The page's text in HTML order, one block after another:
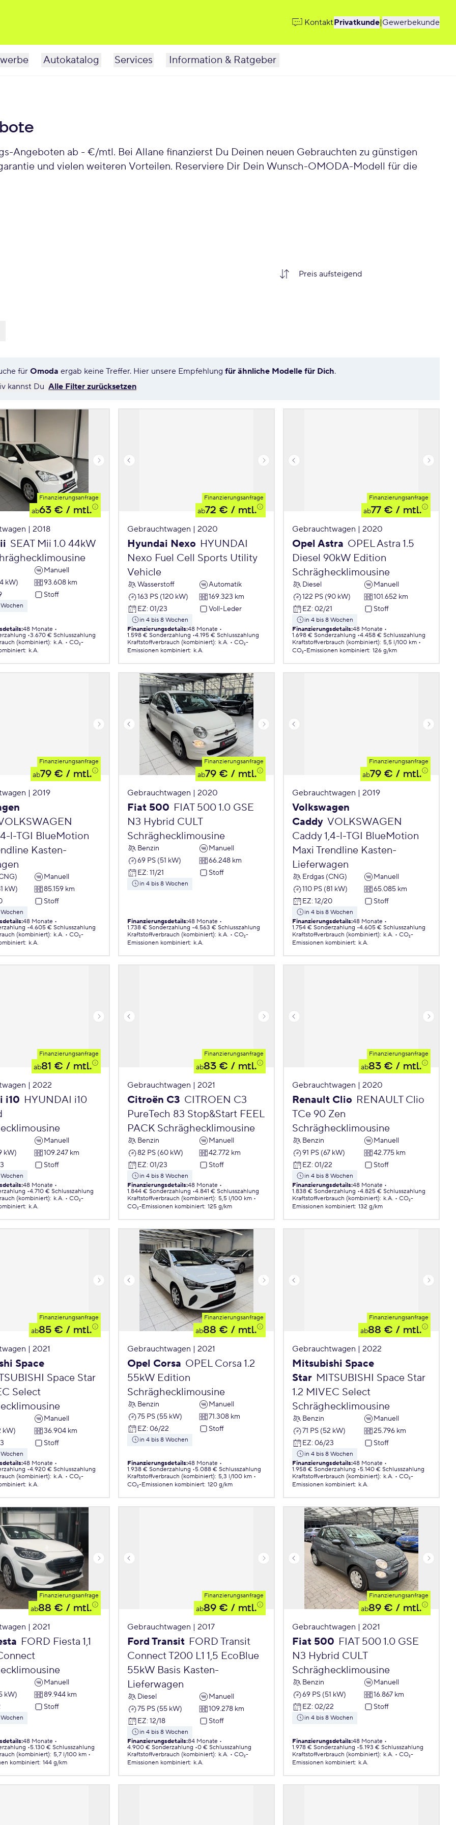
KontaktPrivatkunde|Gewerbekunde
Autokatalog Services Information & Ratgeber
Angeboten ab - €/mtl. Bei Allane finanzierst Du Deinen neuen Gebrauchten zu günstigen
und vielen weiteren Vorteilen. Reserviere Dir Dein Wunsch-OMODA-Modell für die
fürOmoda ergab keine Treffer. Hier unsere Empfehlung für ähnliche Modelle für Dich.
kannst Du Alle Filter zurücksetzen
Finanzierungsanfrage
ab63 € / mtl.
| 2018
SEAT Mii 1.0 44kW
Manuell
kW)
93.608 km
Stoff
:48 Monate
3.670 € Schlusszahlung
(kombiniert): k.A.
CO₂-
: k.A.
Finanzierungsanfrage
ab72 € / mtl.
Gebrauchtwagen | 2020
Hyundai Nexo HYUNDAI
Nexo Fuel Cell Sports Utility
Vehicle
Wasserstoff
Automatik
163 PS (120 kW)
169.323 km
EZ: 01/23 Voll-Leder
in 4 bis 8 Wochen
Finanzierungsdetails:48 Monate
1.598 € Sonderzahlung 4.195 € Schlusszahlung
Kraftstoffverbrauch (kombiniert): k.A.
CO₂-
Emissionen kombiniert: k.A.
Finanzierungsanfrage
ab77 € / mtl.
Gebrauchtwagen | 2020
Opel Astra OPEL Astra 1.5
Diesel 90kW Edition
Schräghecklimousine
Diesel
Manuell
122 PS (90 kW)
101.652 km
EZ: 02/21 Stoff
in 4 bis 8 Wochen
Finanzierungsdetails:48 Monate
1.698 € Sonderzahlung 4.458 € Schlusszahlung
Kraftstoffverbrauch (kombiniert): 5,5 l/100 km
CO₂-Emissionen kombiniert: 126 g/km
Finanzierungsanfrage
ab79 € / mtl.
| 2019
l-TGI BlueMotion
Kasten-
Manuell
kW)
85.159 km
Stoff
:48 Monate
4.605 € Schlusszahlung
(kombiniert): k.A.
CO₂-
: k.A.
Finanzierungsanfrage
ab79 € / mtl.
Gebrauchtwagen | 2020
Fiat 500 FIAT 500 1.0 GSE
N3 Hybrid CULT
Schräghecklimousine
Benzin
Manuell
69 PS (51 kW)
66.248 km
EZ: 11/21 Stoff
in 4 bis 8 Wochen
Finanzierungsdetails:48 Monate
1.738 € Sonderzahlung 4.563 € Schlusszahlung
Kraftstoffverbrauch (kombiniert): k.A.
CO₂-
Emissionen kombiniert: k.A.
Finanzierungsanfrage
ab79 € / mtl.
Gebrauchtwagen | 2019
Volkswagen
Caddy VOLKSWAGEN
Caddy 1,4-l-TGI BlueMotion
Maxi Trendline Kasten-
Lieferwagen
Erdgas (CNG)
Manuell
110 PS (81 kW)
65.085 km
EZ: 12/20 Stoff
in 4 bis 8 Wochen
Finanzierungsdetails:48 Monate
1.754 € Sonderzahlung 4.605 € Schlusszahlung
Kraftstoffverbrauch (kombiniert): k.A.
CO₂-
Emissionen kombiniert: k.A.
Finanzierungsanfrage
ab81 € / mtl.
| 2022
i10 HYUNDAI i10
Manuell
kW)
109.247 km
Stoff
:48 Monate
4.710 € Schlusszahlung
(kombiniert): k.A.
CO₂-
: k.A.
Finanzierungsanfrage
ab83 € / mtl.
Gebrauchtwagen | 2021
Citroën C3 CITROEN C3
PureTech 83 Stop&Start FEEL
PACK Schräghecklimousine
Benzin
Manuell
82 PS (60 kW)
42.772 km
EZ: 01/23 Stoff
in 4 bis 8 Wochen
Finanzierungsdetails:48 Monate
1.844 € Sonderzahlung 4.841 € Schlusszahlung
Kraftstoffverbrauch (kombiniert): 5,5 l/100 km
CO₂-Emissionen kombiniert: 125 g/km
Finanzierungsanfrage
ab83 € / mtl.
Gebrauchtwagen | 2020
Renault Clio RENAULT Clio
TCe 90 Zen
Schräghecklimousine
Benzin
Manuell
91 PS (67 kW)
42.775 km
EZ: 01/22 Stoff
in 4 bis 8 Wochen
Finanzierungsdetails:48 Monate
1.838 € Sonderzahlung 4.825 € Schlusszahlung
Kraftstoffverbrauch (kombiniert): k.A.
CO₂-
Emissionen kombiniert: 132 g/km
Finanzierungsanfrage
ab85 € / mtl.
| 2021
Space
Space Star
Select
Manuell
kW)
36.904 km
Stoff
:48 Monate
4.920 € Schlusszahlung
(kombiniert): k.A.
CO₂-
: k.A.
Finanzierungsanfrage
ab88 € / mtl.
Gebrauchtwagen | 2021
Opel Corsa OPEL Corsa 1.2
55kW Edition
Schräghecklimousine
Benzin
Manuell
75 PS (55 kW)
71.308 km
EZ: 06/22 Stoff
in 4 bis 8 Wochen
Finanzierungsdetails:48 Monate
1.938 € Sonderzahlung 5.088 € Schlusszahlung
Kraftstoffverbrauch (kombiniert): 5,3 l/100 km
CO₂-Emissionen kombiniert: 120 g/km
Finanzierungsanfrage
ab88 € / mtl.
Gebrauchtwagen | 2022
Mitsubishi Space
Star MITSUBISHI Space Star
1.2 MIVEC Select
Schräghecklimousine
Benzin
Manuell
71 PS (52 kW)
25.796 km
EZ: 06/23 Stoff
in 4 bis 8 Wochen
Finanzierungsdetails:48 Monate
1.958 € Sonderzahlung 5.140 € Schlusszahlung
Kraftstoffverbrauch (kombiniert): k.A.
CO₂-
Emissionen kombiniert: k.A.
Finanzierungsanfrage
ab88 € / mtl.
| 2021
FORD Fiesta 1,1
Manuell
kW)
89.944 km
Stoff
:48 Monate
5.130 € Schlusszahlung
(kombiniert): 5,7 l/100 km
kombiniert: 144 g/km
Finanzierungsanfrage
ab89 € / mtl.
Gebrauchtwagen | 2017
Ford Transit FORD Transit
Connect T200 L1 1,5 EcoBlue
55kW Basis Kasten-
Lieferwagen
Diesel
Manuell
75 PS (55 kW)
109.278 km
EZ: 12/18 Stoff
in 4 bis 8 Wochen
Finanzierungsdetails:84 Monate
4.900 € Sonderzahlung 0 € Schlusszahlung
Kraftstoffverbrauch (kombiniert): k.A.
CO₂-
Emissionen kombiniert: k.A.
Finanzierungsanfrage
ab89 € / mtl.
Gebrauchtwagen | 2021
Fiat 500 FIAT 500 1.0 GSE
N3 Hybrid CULT
Schräghecklimousine
Benzin
Manuell
69 PS (51 kW)
16.867 km
EZ: 02/22 Stoff
in 4 bis 8 Wochen
Finanzierungsdetails:48 Monate
1.978 € Sonderzahlung 5.193 € Schlusszahlung
Kraftstoffverbrauch (kombiniert): k.A.
CO₂-
Emissionen kombiniert: k.A.